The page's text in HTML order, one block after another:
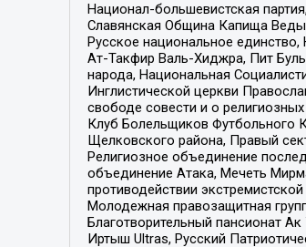
Национал-большевистская
Славянская Община Капища
Русское национальное
Ат-Такфир Валь-Хиджра, Пит
народа, Национальная
Инглистической церкви
свободе совести и о
Клуб Болельщиков Футбольного
Щелковского района, Правый
Религиозное объединение
объединение Атака, Мечеть
противодействии
Молодежная правозащитная
Благотворительный пансионат
Иртыш Ultras, Русский